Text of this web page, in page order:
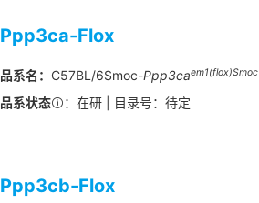
Ppp3ca-Flox
品系名： C57BL/6Smoc-Ppp3caem1(flox)Smoc
品系状态 ：在研 | 目录号：待定
Ppp3cb-Flox